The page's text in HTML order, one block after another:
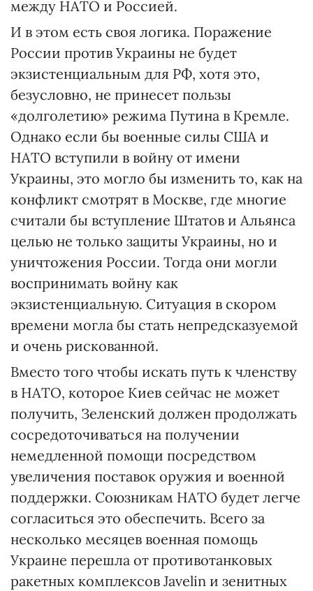
между НАТО и Россией.
И в этом есть своя логика. Поражение
России против Украины не будет
экзистенциальным для РФ, хотя это,
безусловно, не принесет пользы
«долголетию» режима Путина в Кремле.
Однако если бы военные силы США и
НАТО вступили в войну от имени
Украины, это могло бы изменить то, как на
конфликт смотрят в Москве, где многие
считали бы вступление Штатов и Альянса
целью не только защиты Украины, но и
уничтожения России. Тогда они могли
воспринимать войну как
экзистенциальную. Ситуация в скором
времени могла бы стать непредсказуемой
и очень рискованной.
Вместо того чтобы искать путь к членству
в НАТО, которое Киев сейчас не может
получить, Зеленский должен продолжать
сосредоточиваться на получении
немедленной помощи посредством
увеличения поставок оружия и военной
поддержки. Союзникам НАТО будет легче
согласиться это обеспечить. Всего за
несколько месяцев военная помощь
Украине перешла от противотанковых
ракетных комплексов Javelin и зенитных